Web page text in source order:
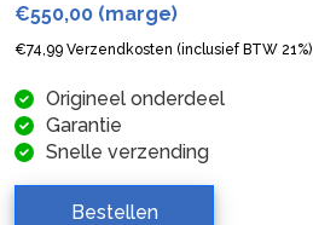
€550,00 (marge)
€74,99 Verzendkosten (inclusief BTW 21%)
Origineel onderdeel
Garantie
Snelle verzending
Bestellen